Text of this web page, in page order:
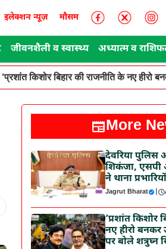
इलेक्शन न्यूज़ मौसम
जीवनशैली व स्वास्थ्य अध्यात्म व
‘प्रशांत किशोर बिहार की राजनीति के नए हीरो
More
देवरिया पुलिस
शिकंजा,
ने थाना
Jagrut Bharat |
‘प्रशांत किशोर
नए हीरो बनकर
पर बोले शत्रुघ्न